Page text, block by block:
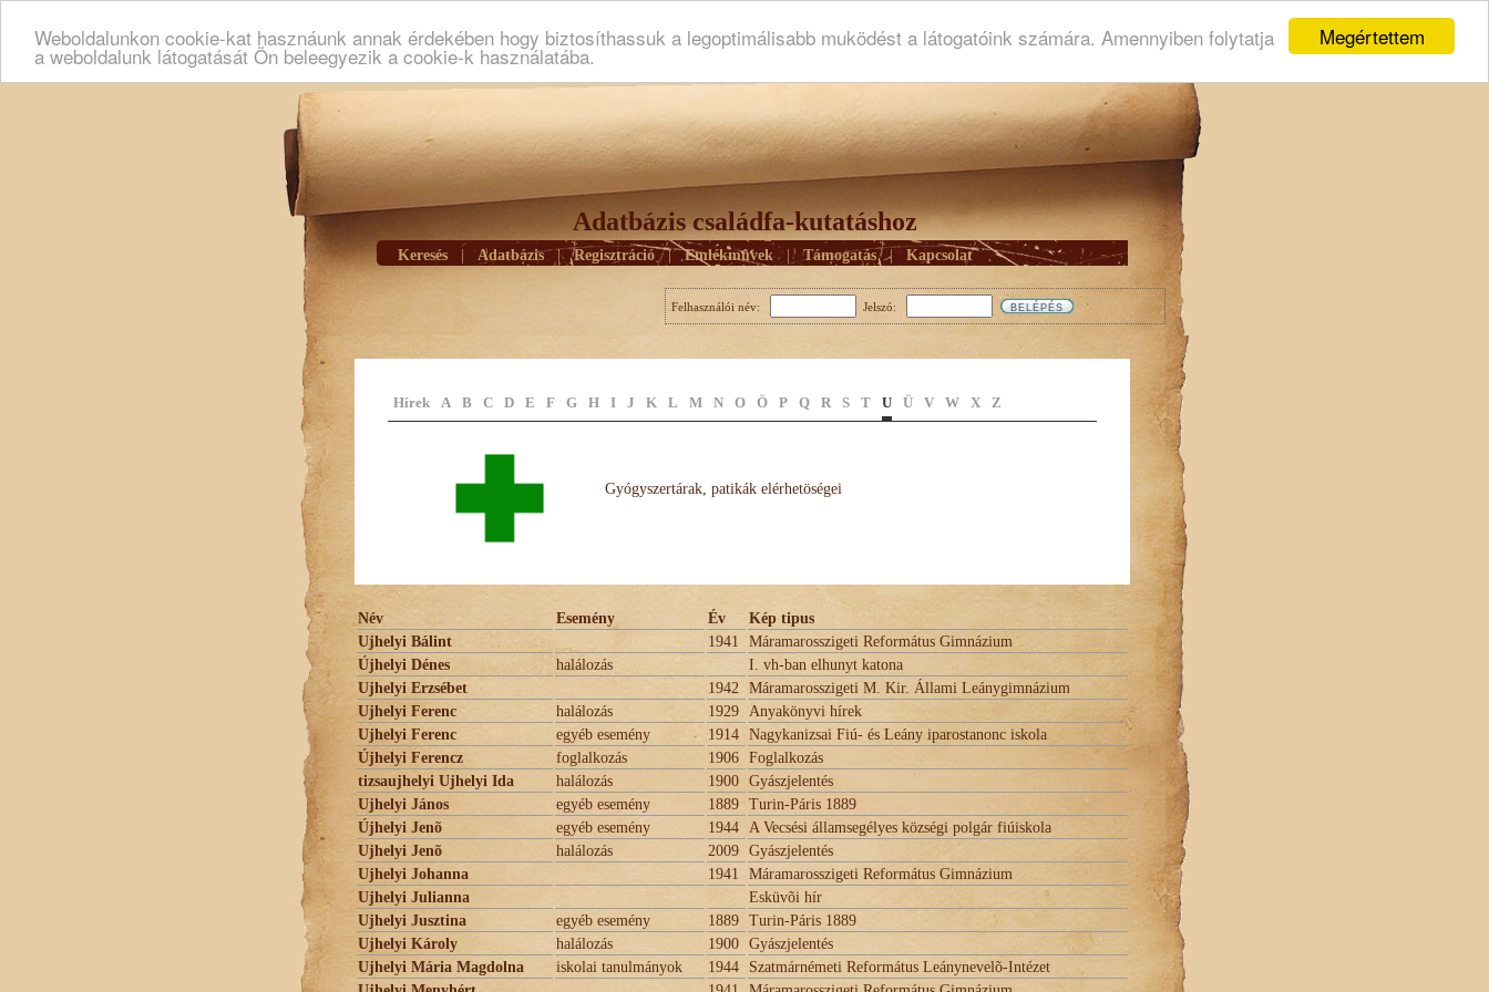
Megértettem
Weboldalunkon cookie-kat hasznáunk annak érdekében hogy biztosíthassuk a legoptimálisabb muködést a látogatóink számára. Amennyiben folytatja
a weboldalunk látogatását Ön beleegyezik a cookie-k használatába.
Adatbázis családfa-kutatáshoz
Keresés Adatbázis | Regisztráció | Emlékmûvek | Támogatás | Kapcsolat
Felhasználói név: Jelszó:
Hírek A B C D E F G H I J K L M N O Ö P Q R S T U Ü V W X Z
Gyógyszertárak, patikák elérhetöségei
Név Esemény Év
Kép tipus
Ujhelyi Bálint
1941
Máramarosszigeti Református Gimnázium
Újhelyi Dénes
halálozás
I. vh-ban elhunyt katona
Ujhelyi Erzsébet
1942 Máramarosszigeti M. Kir. Állami Leánygimnázium
Ujhelyi Ferenc
halálozás 1929 Anyakönyvi hírek
Ujhelyi Ferenc
egyéb esemény 1914 Nagykanizsai Fiú- és Leány iparostanonc iskola
Újhelyi Ferencz
foglalkozás 1906 Foglalkozás
tizsaujhelyi Ujhelyi Ida
halálozás 1900 Gyászjelentés
Ujhelyi János
egyéb esemény 1889 Turin-Páris 1889
Újhelyi Jenõ
egyéb esemény 1944 A Vecsési államsegélyes községi polgár fiúiskola
Ujhelyi Jenõ
halálozás 2009 Gyászjelentés
Ujhelyi Johanna
1941
Máramarosszigeti Református Gimnázium
Ujhelyi Julianna
Esküvõi hír
Ujhelyi Jusztina
egyéb esemény 1889 Turin-Páris 1889
Ujhelyi Károly
halálozás 1900 Gyászjelentés
Ujhelyi Mária Magdolna
iskolai tanulmányok 1944
Szatmárnémeti Református Leánynevelõ-Intézet